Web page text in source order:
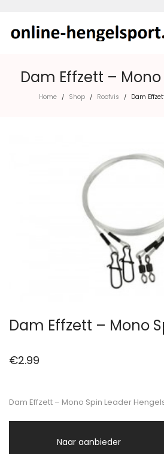
Dam Effzett –
Home / Shop / Roofvis / Dam
Dam Effzett – Mono
€2.99
Dam Effzett – Mono Spin Leader
Naar aanbieder